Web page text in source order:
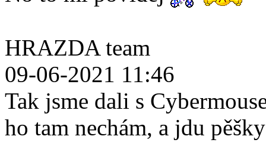
HRAZDA team
09-06-2021 11:46
Tak jsme dali s
ho tam nechám, a jdu